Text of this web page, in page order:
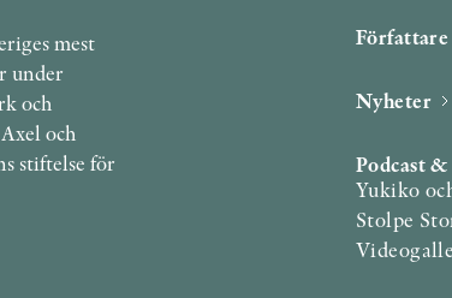
mest
under
och
och
stiftelse för
Författare
Nyheter
Podcast
Yukiko
Stolpe